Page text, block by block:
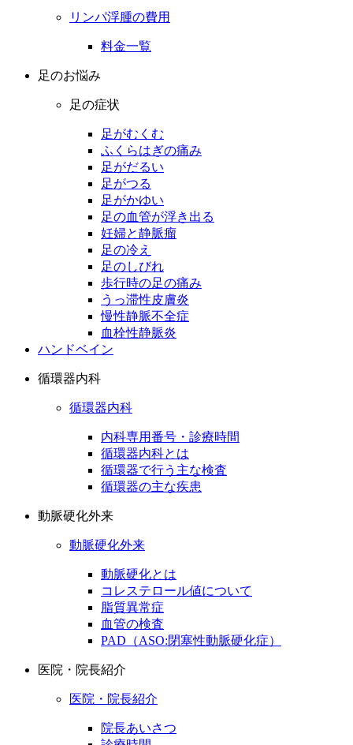
リンパ浮腫の費用
料金一覧
足のお悩み
足の症状
足がむくむ
ふくらはぎの痛み
足がだるい
足がつる
足がかゆい
足の血管が浮き出る
妊婦と静脈瘤
足の冷え
足のしびれ
歩行時の足の痛み
うっ滞性皮膚炎
慢性静脈不全症
血栓性静脈炎
ハンドベイン
循環器内科
循環器内科
内科専用番号・診療時間
循環器内科とは
循環器で行う主な検査
循環器の主な疾患
動脈硬化外来
動脈硬化外来
動脈硬化とは
コレステロール値について
脂質異常症
血管の検査
PAD（ASO:閉塞性動脈硬化症）
医院・院長紹介
医院・院長紹介
院長あいさつ